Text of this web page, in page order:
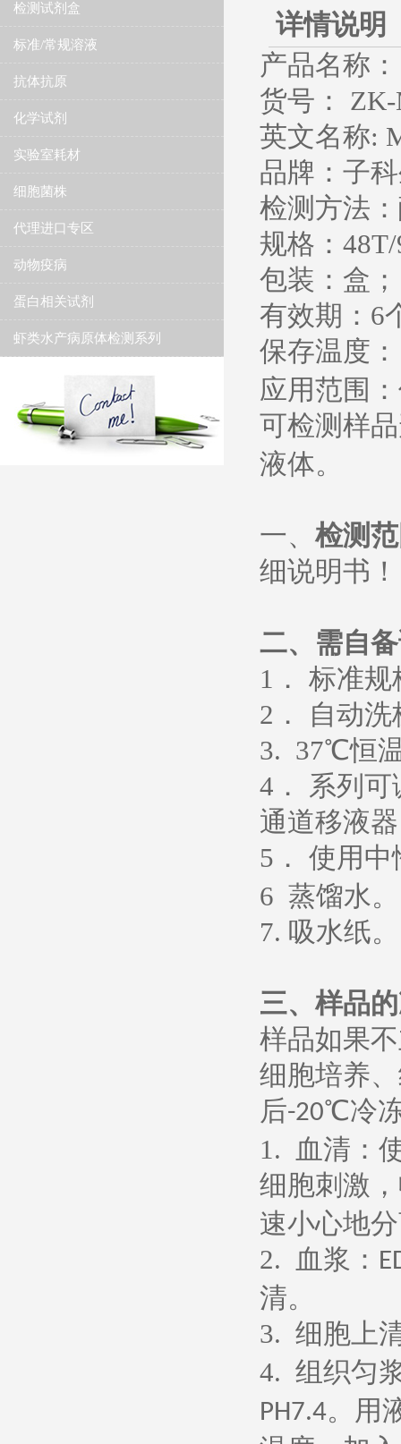
检测试剂盒
标准/常规溶液
抗体抗原
化学试剂
实验室耗材
细胞菌株
代理进口专区
动物疫病
蛋白相关试剂
虾类水产病原体检测系列
详情说明
产品名称：
货号：
英文名称:
品牌：子
检测方法
规格：
包装：盒；
有效期： 6
保存温度 ：
应用范围
可检测样
液体。
一、 检测
细说明书 ！
二、需自
1 ． 标准
2 ． 自动
3. 37℃恒
4 ． 系列
通道移液
5 ． 使用中
6 蒸馏水。
7. 吸水纸。
三、样品
样品如果
细胞培养
后-20℃冷
1.
血清：
细胞刺激
速小心地
2.
血浆：
清。
3. 细胞上
4. 组织匀
PH7.4。用